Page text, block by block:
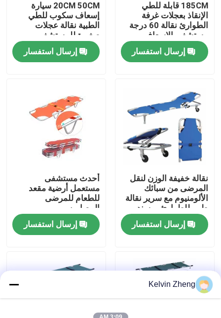
المنزل
المنتجات
فيديوهات
حولنا
جولة في المصنع
مراقبة الجودة
اتصل بنا
القضايا
185CM قابلة للطي
الإنقاذ بعجلات غرفة
الطوارئ نقالة 60 درجة
مستشفى الإسعاف
إرسال استفسار
20CM 50CM سيارة
إسعاف سكوب للطي
الطبية نقالة عجلات
صغيرة للمستشفى
إرسال استفسار
نقالة خفيفة الوزن لنقل
المرضى من سبائك
الألومنيوم مع سرير نقالة
طبي للطوارئ بمسند
الظهر
إرسال استفسار
أحدث مستشفى
مستعمل أرضية مقعد
للطعام للمرضى
المصابين
إرسال استفسار
Kelvin Zheng